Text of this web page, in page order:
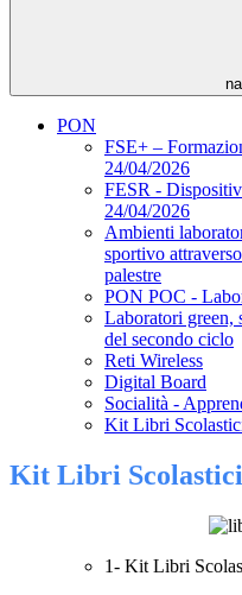
PON
FSE+ –
24/04/2026
FESR -
24/04/2026
Ambienti
sportivo
palestre
PON POC -
Laboratori green,
del secondo ciclo
Reti Wireless
Digital Board
Socialità -
Kit Libri
Kit Libri Scolastici
1- Kit Libri